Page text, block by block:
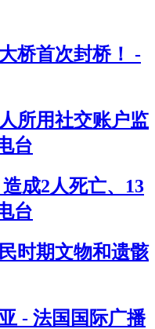
桥首次封桥！ -
所用社交账户监
台
成2人死亡、13
台
时期文物和遗骸
- 法国国际广播